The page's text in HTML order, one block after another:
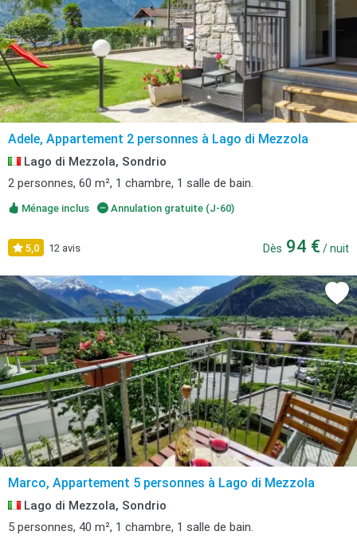
Adele, Appartement 2 personnes à Lago di Mezzola
Lago di Mezzola, Sondrio
2 personnes, 60 m², 1 chambre, 1 salle de bain.
Ménage inclus Annulation gratuite (J-60)
5,0 12 avis Dès 94 € / nuit
Marco, Appartement 5 personnes à Lago di Mezzola
Lago di Mezzola, Sondrio
5 personnes, 40 m², 1 chambre, 1 salle de bain.